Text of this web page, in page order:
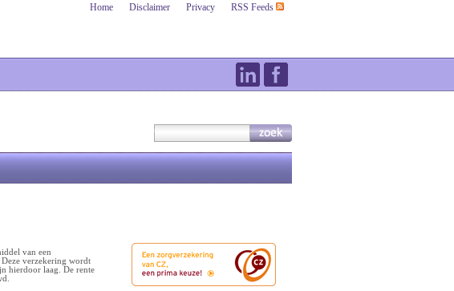
Home Disclaimer Privacy RSS Feeds
van een
verzekering wordt
hierdoor laag. De rente